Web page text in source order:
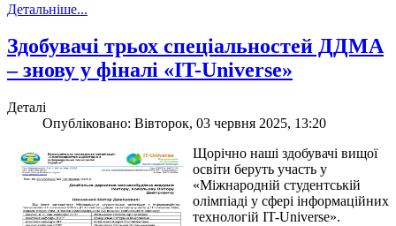
Детальніше...
Здобувачі трьох спеціальностей ДДМА
– знову у фіналі «IT-Universe»
Деталі
Опубліковано: Вівторок, 03 червня 2025, 13:20
Щорічно наші здобувачі вищої
освіти беруть участь у
«Міжнародній студентській
олімпіаді у сфері інформаційних
технологій IT-Universe».